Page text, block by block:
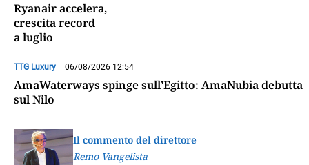
Ryanair accelera,
crescita record
a luglio
TTG Luxury 06/08/2026 12:54
AmaWaterways spinge sull’Egitto: AmaNubia debutta
sul Nilo
Il commento del direttore
Remo Vangelista